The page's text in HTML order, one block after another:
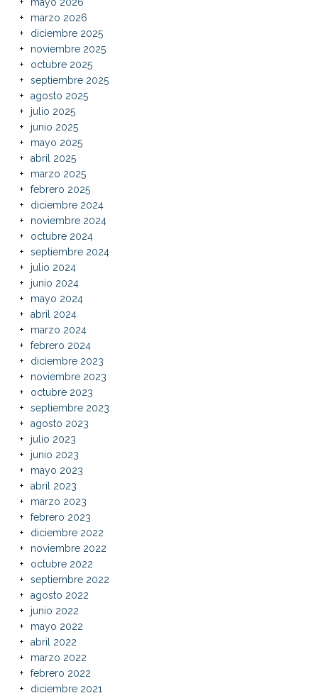
mayo 2026
marzo 2026
diciembre 2025
noviembre 2025
octubre 2025
septiembre 2025
agosto 2025
julio 2025
junio 2025
mayo 2025
abril 2025
marzo 2025
febrero 2025
diciembre 2024
noviembre 2024
octubre 2024
septiembre 2024
julio 2024
junio 2024
mayo 2024
abril 2024
marzo 2024
febrero 2024
diciembre 2023
noviembre 2023
octubre 2023
septiembre 2023
agosto 2023
julio 2023
junio 2023
mayo 2023
abril 2023
marzo 2023
febrero 2023
diciembre 2022
noviembre 2022
octubre 2022
septiembre 2022
agosto 2022
junio 2022
mayo 2022
abril 2022
marzo 2022
febrero 2022
diciembre 2021